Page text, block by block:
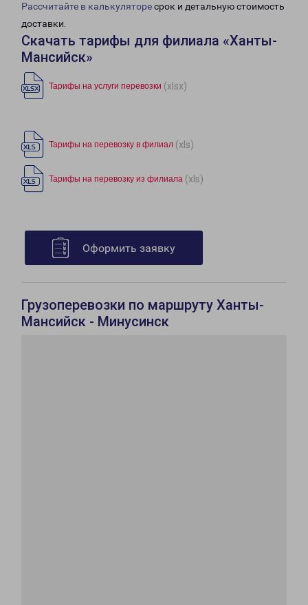
Рассчитайте в калькуляторесрок и детальную стоимость
доставки.
Скачать тарифы для филиала «Ханты-
Мансийск»
Тарифы на услуги перевозки (xlsx)
Тарифы на перевозку в филиал (xls)
Тарифы на перевозку из филиала (xls)
Оформить заявку
Грузоперевозки по маршруту Ханты-
Мансийск - Минусинск